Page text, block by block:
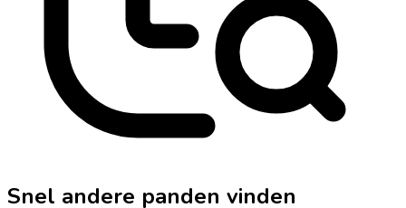
Snel andere panden vinden